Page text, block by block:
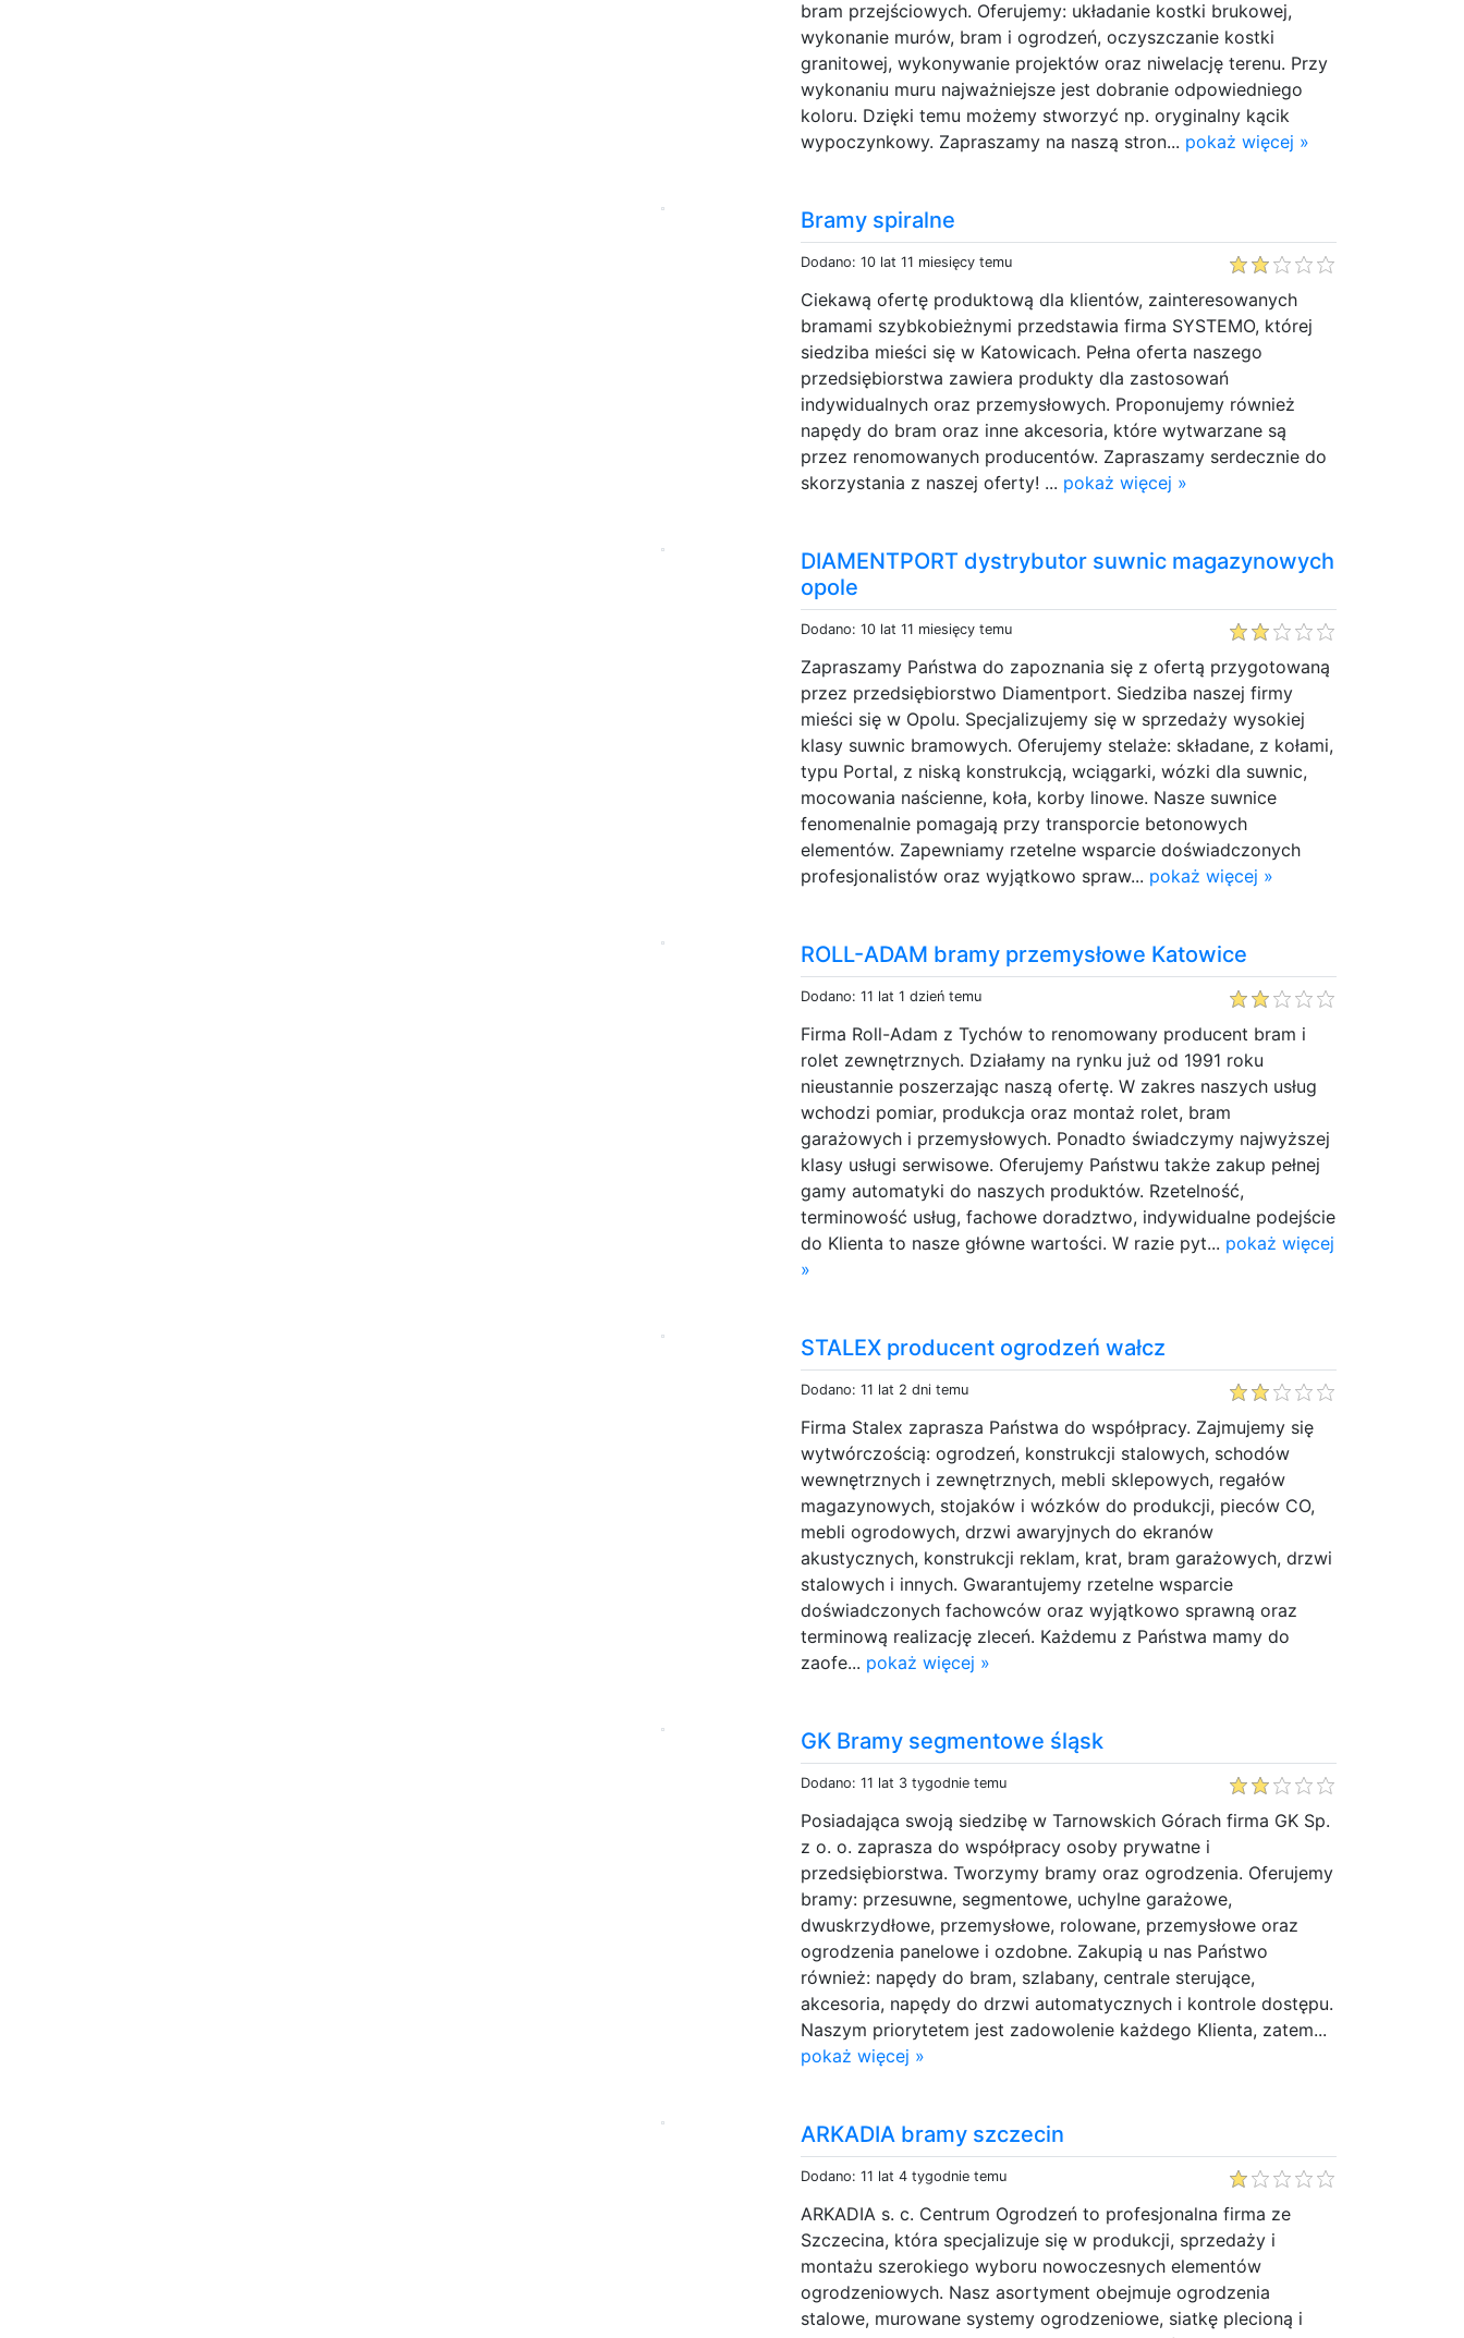
bram przejściowych. Oferujemy: układanie kostki brukowej,
wykonanie murów, bram i ogrodzeń, oczyszczanie kostki
granitowej, wykonywanie projektów oraz niwelację terenu. Przy
wykonaniu muru najważniejsze jest dobranie odpowiedniego
koloru. Dzięki temu możemy stworzyć np. oryginalny kącik
wypoczynkowy. Zapraszamy na naszą stron... pokaż więcej »
Bramy spiralne
Dodano: 10 lat 11 miesięcy temu
Ciekawą ofertę produktową dla klientów, zainteresowanych
bramami szybkobieżnymi przedstawia firma SYSTEMO, której
siedziba mieści się w Katowicach. Pełna oferta naszego
przedsiębiorstwa zawiera produkty dla zastosowań
indywidualnych oraz przemysłowych. Proponujemy również
napędy do bram oraz inne akcesoria, które wytwarzane są
przez renomowanych producentów. Zapraszamy serdecznie do
skorzystania z naszej oferty! ... pokaż więcej »
DIAMENTPORT dystrybutor suwnic magazynowych
opole
Dodano: 10 lat 11 miesięcy temu
Zapraszamy Państwa do zapoznania się z ofertą przygotowaną
przez przedsiębiorstwo Diamentport. Siedziba naszej firmy
mieści się w Opolu. Specjalizujemy się w sprzedaży wysokiej
klasy suwnic bramowych. Oferujemy stelaże: składane, z kołami,
typu Portal, z niską konstrukcją, wciągarki, wózki dla suwnic,
mocowania naścienne, koła, korby linowe. Nasze suwnice
fenomenalnie pomagają przy transporcie betonowych
elementów. Zapewniamy rzetelne wsparcie doświadczonych
profesjonalistów oraz wyjątkowo spraw... pokaż więcej »
ROLL-ADAM bramy przemysłowe Katowice
Dodano: 11 lat 1 dzień temu
Firma Roll-Adam z Tychów to renomowany producent bram i
rolet zewnętrznych. Działamy na rynku już od 1991 roku
nieustannie poszerzając naszą ofertę. W zakres naszych usług
wchodzi pomiar, produkcja oraz montaż rolet, bram
garażowych i przemysłowych. Ponadto świadczymy najwyższej
klasy usługi serwisowe. Oferujemy Państwu także zakup pełnej
gamy automatyki do naszych produktów. Rzetelność,
terminowość usług, fachowe doradztwo, indywidualne podejście
do Klienta to nasze główne wartości. W razie pyt... pokaż więcej
»
STALEX producent ogrodzeń wałcz
Dodano: 11 lat 2 dni temu
Firma Stalex zaprasza Państwa do współpracy. Zajmujemy się
wytwórczością: ogrodzeń, konstrukcji stalowych, schodów
wewnętrznych i zewnętrznych, mebli sklepowych, regałów
magazynowych, stojaków i wózków do produkcji, pieców CO,
mebli ogrodowych, drzwi awaryjnych do ekranów
akustycznych, konstrukcji reklam, krat, bram garażowych, drzwi
stalowych i innych. Gwarantujemy rzetelne wsparcie
doświadczonych fachowców oraz wyjątkowo sprawną oraz
terminową realizację zleceń. Każdemu z Państwa mamy do
zaofe... pokaż więcej »
GK Bramy segmentowe śląsk
Dodano: 11 lat 3 tygodnie temu
Posiadająca swoją siedzibę w Tarnowskich Górach firma GK Sp.
z o. o. zaprasza do współpracy osoby prywatne i
przedsiębiorstwa. Tworzymy bramy oraz ogrodzenia. Oferujemy
bramy: przesuwne, segmentowe, uchylne garażowe,
dwuskrzydłowe, przemysłowe, rolowane, przemysłowe oraz
ogrodzenia panelowe i ozdobne. Zakupią u nas Państwo
również: napędy do bram, szlabany, centrale sterujące,
akcesoria, napędy do drzwi automatycznych i kontrole dostępu.
Naszym priorytetem jest zadowolenie każdego Klienta, zatem...
pokaż więcej »
ARKADIA bramy szczecin
Dodano: 11 lat 4 tygodnie temu
ARKADIA s. c. Centrum Ogrodzeń to profesjonalna firma ze
Szczecina, która specjalizuje się w produkcji, sprzedaży i
montażu szerokiego wyboru nowoczesnych elementów
ogrodzeniowych. Nasz asortyment obejmuje ogrodzenia
stalowe, murowane systemy ogrodzeniowe, siatkę plecioną i